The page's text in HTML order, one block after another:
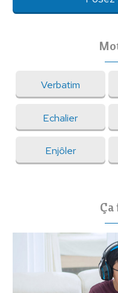
Verbatim
Echalier
Enjôler
Ça